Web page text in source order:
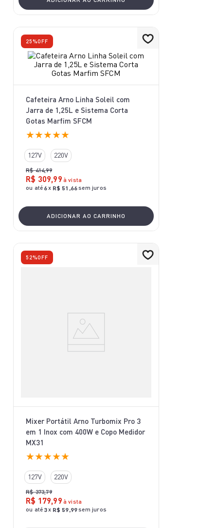
25%OFF
Cafeteira Arno Linha Soleil com
Jarra de 1,25L e Sistema Corta
Gotas Marfim SFCM
★★★★★
127V 220V
R$ 414,99
R$ 309,99 à vista
ou até 6x R$ 51 ,66sem juros
ADICIONAR AO CARRINHO
52%OFF
Mixer Portátil Arno Turbomix Pro 3
em 1 Inox com 400W e Copo Medidor
MX31
★★★★★
127V 220V
R$ 373,79
R$ 179,99 à vista
ou até 3x R$ 59,99sem juros